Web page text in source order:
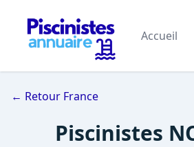
Accueil
← Retour France
Piscinistes